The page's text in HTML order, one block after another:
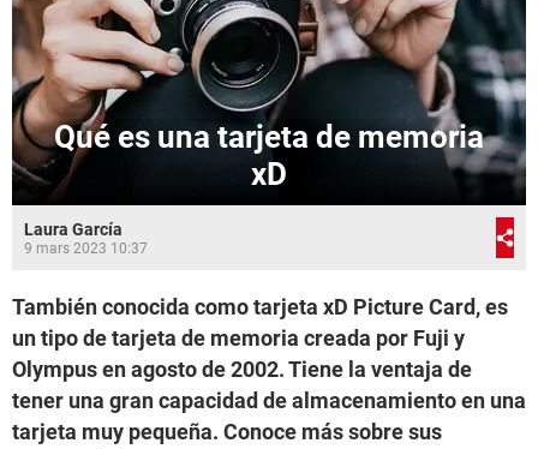
Qué es una tarjeta de memoria
xD
Laura García
9 mars 2023 10:37
También conocida como tarjeta xD Picture Card, es
un tipo de tarjeta de memoria creada por Fuji y
Olympus en agosto de 2002. Tiene la ventaja de
tener una gran capacidad de almacenamiento en una
tarjeta muy pequeña. Conoce más sobre sus